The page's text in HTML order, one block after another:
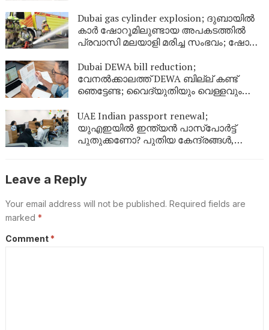
Dubai gas cylinder explosion; ദുബായിൽ
കാർ ഷോറൂമിലുണ്ടായ അപകടത്തിൽ
പ്രവാസി മലയാളി മരിച്ച സംഭവം; ഷോറൂം
Dubai DEWA bill reduction;
വേനൽക്കാലത്ത് DEWA ബില്ല് കണ്ട്
ഞെട്ടേണ്ട; വൈദ്യുതിയും വെള്ളവും
UAE Indian passport renewal;
യുഎഇയിൽ ഇന്ത്യൻ പാസ്‌പോർട്ട്
പുതുക്കണോ? പുതിയ കേന്ദ്രങ്ങൾ,
Leave a Reply
Your email address will not be published. Required fields are
marked *
Comment *